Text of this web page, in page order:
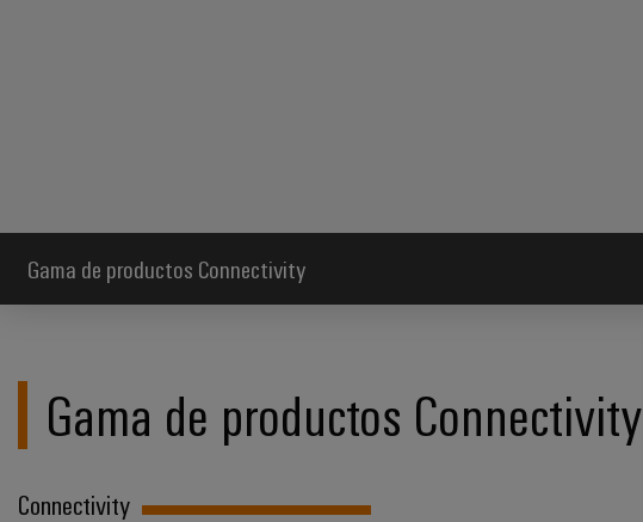
Gama de productos Connectivity
Gama de productos Connectivity
Connectivity